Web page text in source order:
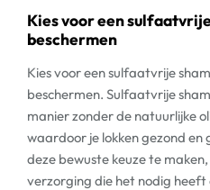
Kies voor een
beschermen
Kies voor een sulfaatvrije
beschermen. Sulfaatvrije
manier zonder de natuurlijke
waardoor je lokken gezond
deze bewuste keuze te
verzorging die het nodig heeft